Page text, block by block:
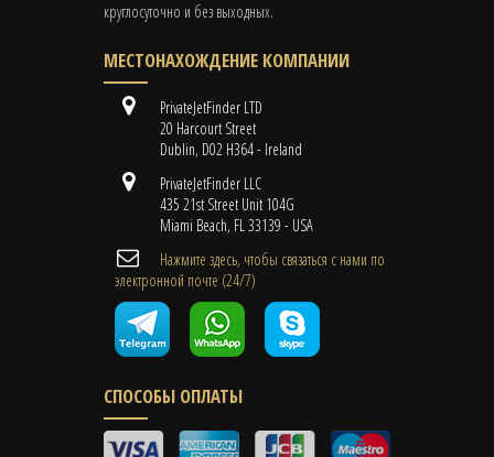
круглосуточно и без выходных.
МЕСТОНАХОЖДЕНИЕ КОМПАНИИ
PrivateJetFinder LTD
20 Harcourt Street
Dublin, D02 H364 - Ireland
PrivateJetFinder LLC
435 21st Street Unit 104G
Miami Beach, FL 33139 - USA
Нажмите здесь, чтобы связаться с нами по
электронной почте (24/7)
СПОСОБЫ ОПЛАТЫ